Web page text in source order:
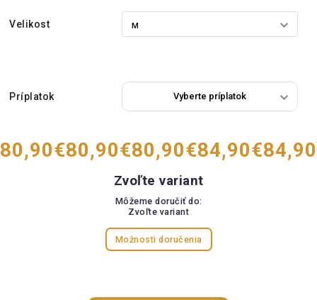
Velikost
Príplatok
€80,90€80,90€84,90€84,90
Zvoľte variant
Môžeme doručiť do:
Zvoľte variant
Možnosti doručenia